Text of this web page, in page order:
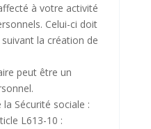
à votre activité
Celui-ci doit
la création de
peut être un
Sécurité sociale :
L613-10 :